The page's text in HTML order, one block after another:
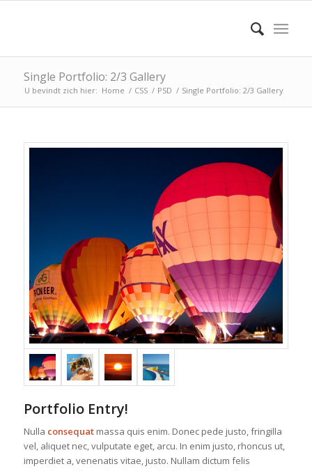
Single Portfolio: 2/3 Gallery
U bevindt zich hier: Home / CSS / PSD / Single Portfolio: 2/3 Gallery
Portfolio Entry!
Nulla consequatmassa quis enim. Donec pede justo, fringilla
vel, aliquet nec, vulputate eget, arcu. In enim justo, rhoncus ut,
imperdiet a, venenatis vitae, justo. Nullam dictum felis